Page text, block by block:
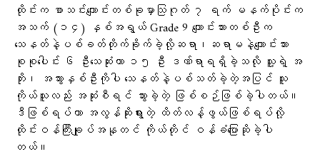
ထိုင်းက စာသင်းကျောင်းတစ်ခုမှာသြဂုတ် ၇ ရက် မနက်ပိုင်းက
အသက် (၁၄) နှစ်အရွယ် Grade 9 ကျောင်းသားတစ်ဦးက
သေနတ်နဲ့ပစ်ခတ်တိုက်ခိုက်ခဲ့လို့ဆရာ၊ဆရာမနဲ့ကျောင်းသား
စုစုပေါင်း ၆ ဦးသေဆုံးကာ ၁၅ ဦး ဒဏ်ရာရရှိခဲ့သလို သူ့ရဲ့ အ
ဘိုး၊ အဘွားနှစ်ဦးကိုပါ သေနတ်နဲ့ပစ်သတ်ခဲ့တဲ့အပြင် သူ
ကိုယ်သူလည်း အဆုံးစီရင် သွားခဲ့တဲ့ ဖြစ်စဉ်ဖြစ်ခဲ့ပါတယ်။
ဒီဖြစ်ရပ်ဟာ အလွန်ဆိုးရွားတဲ့ ထိတ်လန့်ဖွယ်ဖြစ်ရပ်လို့
ထိုင်းဝန်ကြီးချုပ်အနုတင် ကိုယ်တိုင် ဝန်ခံပြောဆိုခဲ့ပါ
တယ်။